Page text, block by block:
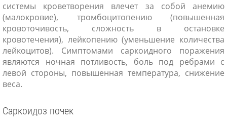
системы кроветворения влечет за собой анемию
(малокровие), тромбоцитопению (повышенная
кровоточивость, сложность в остановке
кровотечения), лейкопению (уменьшение количества
лейкоцитов). Симптомами саркоидного поражения
являются ночная потливость, боль под ребрами с
левой стороны, повышенная температура, снижение
веса.
Саркоидоз почек